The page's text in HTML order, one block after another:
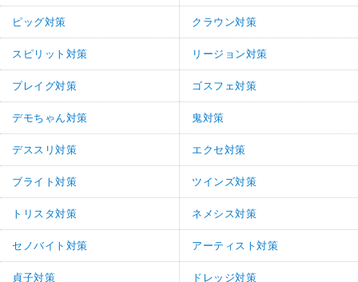
ピッグ対策 クラウン対策
スピリット対策 リージョン対策
プレイグ対策 ゴスフェ対策
デモちゃん対策 鬼対策
デススリ対策 エクセ対策
ブライト対策 ツインズ対策
トリスタ対策 ネメシス対策
セノバイト対策 アーティスト対策
貞子対策 ドレッジ対策